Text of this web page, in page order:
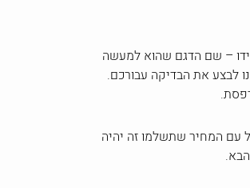
– שם הדגם שהוא למעשה
לבצע את הבדיקה עבורכם.
עם המחיר שתשלמו זה יהיה